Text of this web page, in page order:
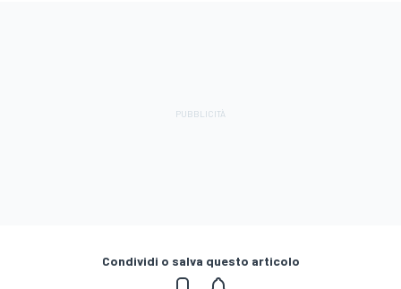
Condividi o salva questo articolo